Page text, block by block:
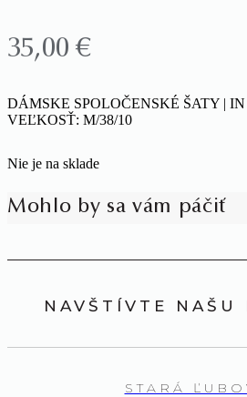
35,00€
DÁMSKE SPOLOČENSKÉ ŠATY |
VEĽKOSŤ: M/38/10
Nie je na sklade
Mohlo by sa vám páčiť
NAVŠTÍVTE NAŠU
STARÁ